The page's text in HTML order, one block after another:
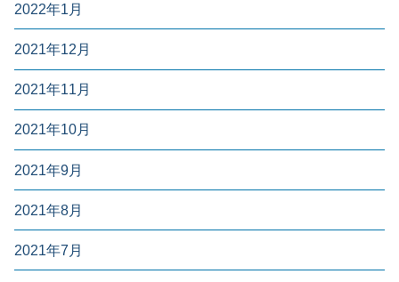
2022年1月
2021年12月
2021年11月
2021年10月
2021年9月
2021年8月
2021年7月